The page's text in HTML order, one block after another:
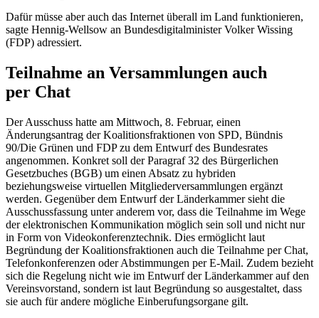
Dafür müsse aber auch das Internet überall im Land funktionieren,
sagte Hennig-Wellsow an Bundesdigitalminister Volker Wissing
(FDP) adressiert.
Teilnahme an Versammlungen auch
per Chat
Der Ausschuss hatte am Mittwoch, 8. Februar, einen
Änderungsantrag der Koalitionsfraktionen von SPD, Bündnis
90/Die Grünen und FDP zu dem Entwurf des Bundesrates
angenommen. Konkret soll der Paragraf 32 des Bürgerlichen
Gesetzbuches (BGB) um einen Absatz zu hybriden
beziehungsweise virtuellen Mitgliederversammlungen ergänzt
werden. Gegenüber dem Entwurf der Länderkammer sieht die
Ausschussfassung unter anderem vor, dass die Teilnahme im Wege
der elektronischen Kommunikation möglich sein soll und nicht nur
in Form von Videokonferenztechnik. Dies ermöglicht laut
Begründung der Koalitionsfraktionen auch die Teilnahme perChat,
Telefonkonferenzen oder Abstimmungen perE-Mail. Zudem bezieht
sich die Regelung nicht wie im Entwurf der Länderkammer auf den
Vereinsvorstand, sondern ist laut Begründung so ausgestaltet, dass
sie auch für andere mögliche Einberufungsorgane gilt.